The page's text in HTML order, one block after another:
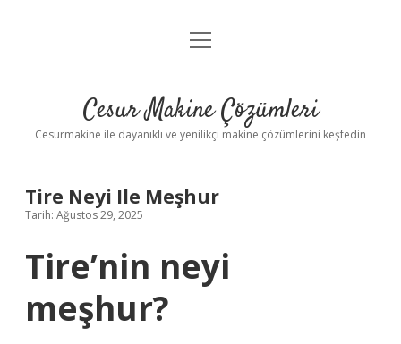
Anasayfa
Yasal Uyarı
menüyü
Cesur Makine Çözümleri
Cesurmakine ile dayanıklı ve yenilikçi makine çözümlerini keşfedin
Tire Neyi Ile Meşhur
Tarih: Ağustos 29, 2025
Tire’nin neyi
meşhur?